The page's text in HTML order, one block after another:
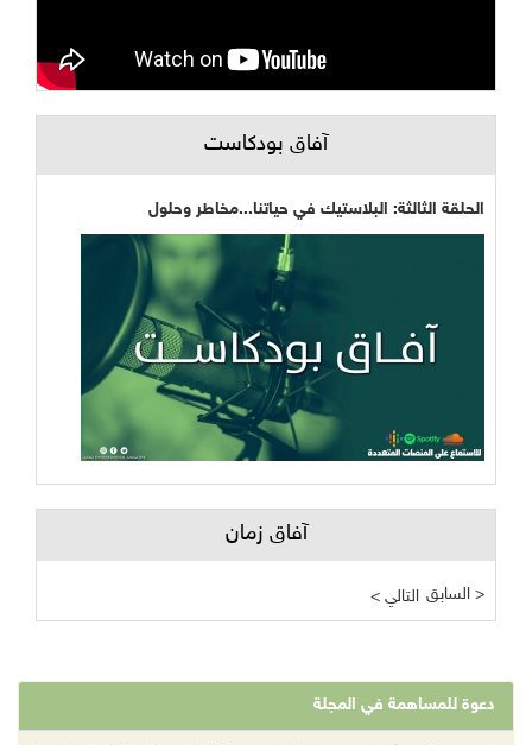
آفاق بودكاست
الحلقة الثالثة: البلاستيك في حياتنا...مخاطر وحلول
آفاق زمان
< التالي السابق >
دعوة للمساهمة في المجلة